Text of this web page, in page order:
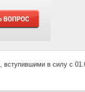
в силу с